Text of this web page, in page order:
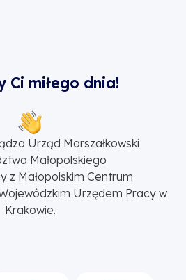
Ci miłego dnia!
Urząd Marszałkowski
Małopolskiego
z Małopolskim Centrum
Urzędem Pracy w
Krakowie.